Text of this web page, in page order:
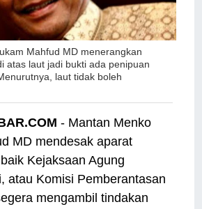
Mahfud MD menerangkan
atas laut jadi bukti ada penipuan
laut tidak boleh
- Mantan Menko
MD mendesak aparat
Kejaksaan Agung
atau Komisi Pemberantasan
mengambil tindakan